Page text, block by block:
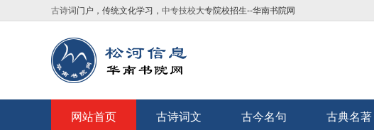
古诗词 门户，传统文化学习， 中专技校大专院校招生--华南书院网
网站首页 古诗词文 古今名句 古典名著